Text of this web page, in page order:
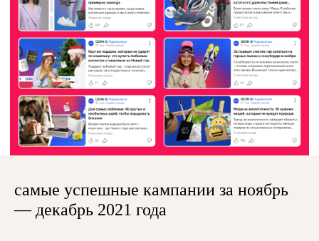
самые успешные кампании за ноябрь
— декабрь 2021 года
ОТПРАВИТЬ
Наш офис
101000, Москва,